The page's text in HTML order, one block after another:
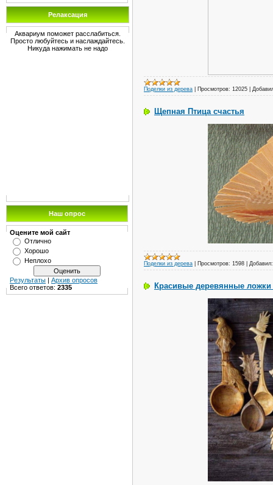
Релаксация
Аквариум поможет расслабиться.
Просто любуйтесь и наслаждайтесь.
Никуда нажимать не надо
Наш опрос
Оцените мой сайт
Отлично
Хорошо
Неплохо
Результаты | Архив опросов
Всего ответов: 2335
Поделки из дерева Просмотров: 12025
Щепная Птица счастья
Поделки из дерева Просмотров: 1598 Добавил:
Красивые деревянные